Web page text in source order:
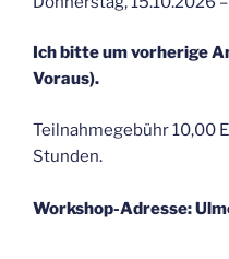
Ich bitte um vorherige
Voraus).
Teilnahmegebühr 10,00
Stunden.
Workshop-Adresse: